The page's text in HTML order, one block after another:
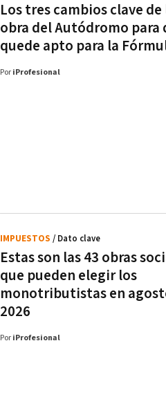
Los tres cambios clave de
obra del Autódromo para
quede apto para la
Por iProfesional
Estas son las 43 obras
que pueden elegir los
monotributistas en
2026
IMPUESTOS / Dato clave
Por iProfesional